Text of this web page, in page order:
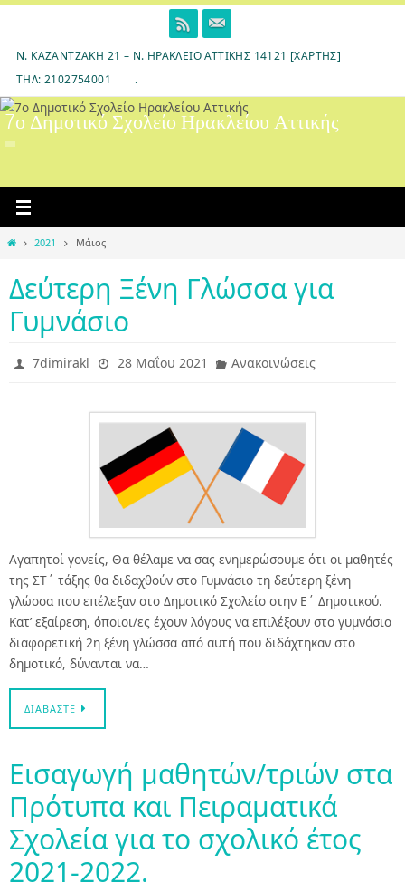
content
Ν. ΚΑΖΑΝΤΖΆΚΗ 21 – Ν. ΗΡΆΚΛΕΙΟ ΑΤΤΙΚΉΣ 14121 [ΧΆΡΤΗΣ]
ΤΗΛ: 2102754001
.
7ο Δημοτικό Σχολείο Ηρακλείου Αττικής
Home2021 Μάιος
Δεύτερη Ξένη Γλώσσα για
Γυμνάσιο
7dimirakl 28 Μαΐου 2021 Ανακοινώσεις
Αγαπητοί γονείς, Θα θέλαμε να σας ενημερώσουμε ότι οι μαθητές
της ΣΤ΄ τάξης θα διδαχθούν στο Γυμνάσιο τη δεύτερη ξένη
γλώσσα που επέλεξαν στο Δημοτικό Σχολείο στην Ε΄ Δημοτικού.
Κατ’ εξαίρεση, όποιοι/ες έχουν λόγους να επιλέξουν στο γυμνάσιο
διαφορετική 2η ξένη γλώσσα από αυτή που διδάχτηκαν στο
δημοτικό, δύνανται να…
ΔΙΑΒΆΣΤΕ
Εισαγωγή μαθητών/τριών στα
Πρότυπα και Πειραματικά
Σχολεία για το σχολικό έτος
2021-2022.